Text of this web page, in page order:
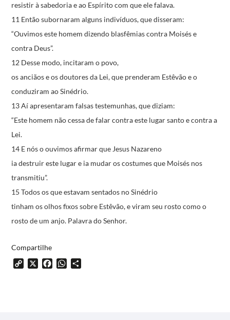
resistir à sabedoria e ao Espírito com que ele falava.
11 Então subornaram alguns indivíduos, que disseram:
“Ouvimos este homem dizendo blasfêmiascontra Moisés e
contra Deus”.
12 Desse modo, incitaram o povo,
os anciãos e os doutores da Lei,que prenderam Estêvão e o
conduziram ao Sinédrio.
13 Aí apresentaram falsas testemunhas, que diziam:
“Este homem não cessa de falarcontra este lugar santo e contra a
Lei.
14 E nós o ouvimos afirmar que Jesus Nazareno
ia destruir este lugar e ia mudar os costumesque Moisés nos
transmitiu”.
15 Todos os que estavam sentados no Sinédrio
tinham os olhos fixos sobre Estêvão,e viram seu rosto como o
rosto de um anjo. Palavra do Senhor.
Compartilhe
Copy X FacebookWhatsApp